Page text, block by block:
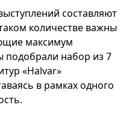
составляют
количестве важны
максимум
подобрали набор из 7
«Halvar»
в рамках одного